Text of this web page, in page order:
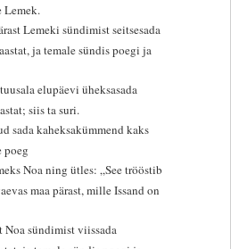
Lemek.
Lemeki sündimist seitsesada
ja temale sündis poegi ja
elupäevi üheksasada
siis ta suri.
sada kaheksakümmend kaks
poeg
Noa ning ütles: „See trööstib
maa pärast, mille Issand on
Noa sündimist viissada